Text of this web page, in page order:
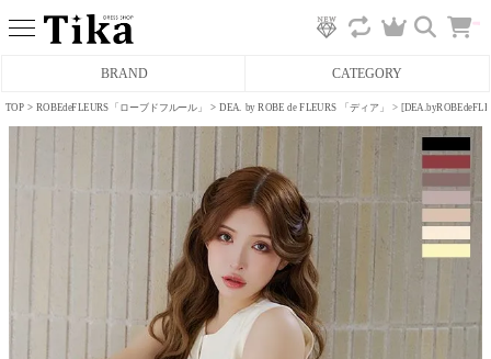
BRAND CATEGORY
タイトミニドレス
へ
TOP ROBEdeFLEURS「ローブドフルール」 DEA. by ROBE de FLEURS 「ディア」